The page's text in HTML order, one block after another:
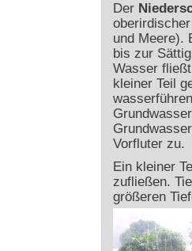
Der
und Meere).
bis zur
Wasser
kleiner Teil
Vorfluter zu.
Ein kleiner
zufließen.
größeren